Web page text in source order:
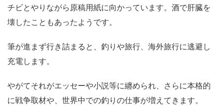
チビとやりながら原稿用紙に向かっています。酒で肝臓を
壊したこともあったようです。
筆が進まず行き詰まると、釣りや旅行、海外旅行に逃避し
充電します。
やがてそれがエッセーや小説等に纏められ、さらに本格的
に戦争取材や、世界中での釣りの仕事が増えてきます。